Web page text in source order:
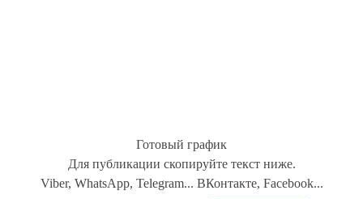
Готовый график
Для публикации скопируйте текст ниже.
Viber, WhatsApp, Telegram... ВКонтакте, Facebook...